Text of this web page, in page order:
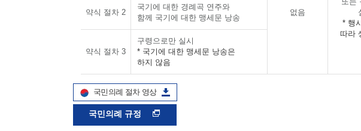
없음
* 행
따라
약식 절차 2
국기에 대한 경례곡 연주와
함께 국기에 대한 맹세문 낭송
약식 절차 3
구령으로만 실시
* 국기에 대한 맹세문 낭송은
하지 않음
국민의례 절차 영상
국민의례 규정